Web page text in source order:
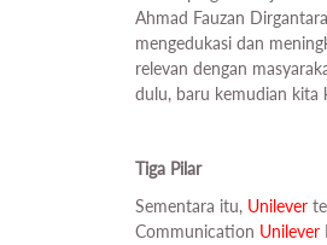
Ahmad Fauzan
mengedukasi dan
relevan dengan
dulu, baru kemudian kita
Tiga Pilar
Sementara itu, Unilever
Communication Unilever